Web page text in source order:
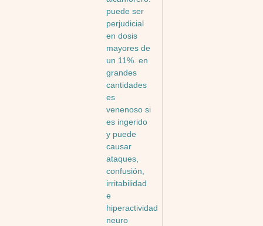
puede ser
perjudicial
en dosis
mayores de
un 11%. en
grandes
cantidades
es
venenoso si
es ingerido
y puede
causar
ataques,
confusión,
irritabilidad
e
hiperactividad
neuro